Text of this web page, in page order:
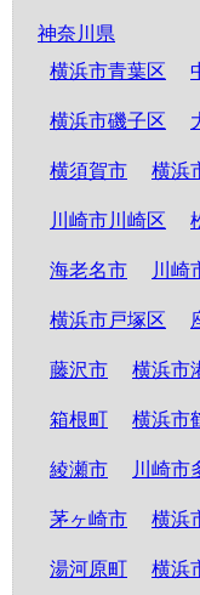
神奈川県
横浜市青葉区
横浜市磯子区
横須賀市 横浜
川崎市川崎区
海老名市 川崎
横浜市戸塚区
藤沢市 横浜市
箱根町 横浜市
綾瀬市 川崎市
茅ヶ崎市 横浜
湯河原町 横浜